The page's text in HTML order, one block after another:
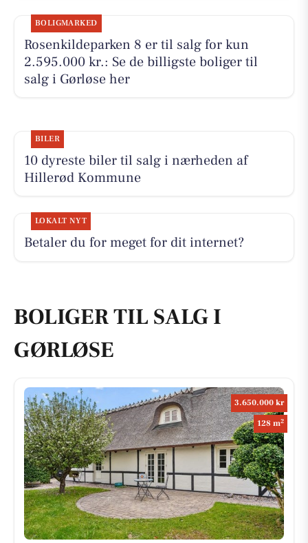
BOLIGMARKED
Rosenkildeparken 8 er til salg for kun
2.595.000 kr.: Se de billigste boliger til
salg i Gørløse her
BILER
10 dyreste biler til salg i nærheden af
Hillerød Kommune
LOKALT NYT
Betaler du for meget for dit internet?
BOLIGER TIL SALG I
GØRLØSE
3.650.000 kr
128 m2